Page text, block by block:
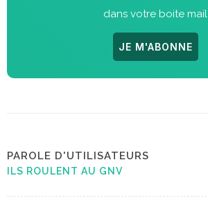
dans votre boite mail
JE M'ABONNE
PAROLE D'UTILISATEURS
ILS ROULENT AU GNV